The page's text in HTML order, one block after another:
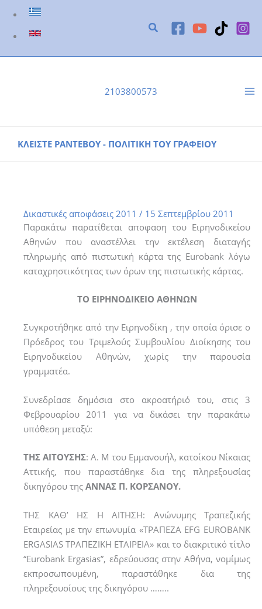
Μετάβαση
περιεχόμενο
2103800573
ΚΛΕΙΣΤΕ ΡΑΝΤΕΒΟΥ - ΠΟΛΙΤΙΚΗ ΤΟΥ ΓΡΑΦΕΙΟΥ
Δικαστικές αποφάσεις 2011 / 15 Σεπτεμβρίου 2011
Παρακάτω παρατίθεται αποφαση του Ειρηνοδικείου
Αθηνών που αναστέλλει την εκτέλεση διαταγής
πληρωμής από πιστωτική κάρτα της Eurobank λόγω
καταχρηστικότητας των όρων της πιστωτικής κάρτας.
ΤΟ ΕΙΡΗΝΟΔΙΚΕΙΟ ΑΘΗΝΩΝ
Συγκροτήθηκε από την Ειρηνοδίκη , την οποία όρισε ο
Πρόεδρος του Τριμελούς Συμβουλίου Διοίκησης του
Ειρηνοδικείου Αθηνών, χωρίς την παρουσία
γραμματέα.
Συνεδρίασε δημόσια στο ακροατήριό του, στις 3
Φεβρουαρίου 2011 για να δικάσει την παρακάτω
υπόθεση μεταξύ:
ΤΗΣ ΑΙΤΟΥΣΗΣ: Α. Μ του Εμμανουήλ, κατοίκου Νίκαιας
Αττικής, που παραστάθηκε δια της πληρεξουσίας
δικηγόρου της ΑΝΝΑΣ Π. ΚΟΡΣΑΝΟΥ.
ΤΗΣ ΚΑΘ’ ΗΣ Η ΑΙΤΗΣΗ: Ανώνυμης Τραπεζικής
Εταιρείας με την επωνυμία «ΤΡΑΠΕΖΑ EFG EUROBANK
ERGASIAS ΤΡΑΠΕΖΙΚΗ ΕΤΑΙΡΕΙΑ» και το διακριτικό τίτλο
“Eurobank Ergasias”, εδρεύουσας στην Αθήνα, νομίμως
εκπροσωπουμένη, παραστάθηκε δια της
πληρεξουσίους της δικηγόρου ……..